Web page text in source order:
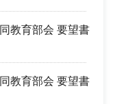
教育部会 要望書
教育部会 要望書